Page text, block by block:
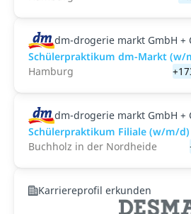
dm-drogerie markt GmbH +
Schülerpraktikum dm-Markt (w/
Hamburg
dm-drogerie markt GmbH +
Schülerpraktikum Filiale (w/m/d)
Buchholz in der Nordheide
Karriereprofil erkunden